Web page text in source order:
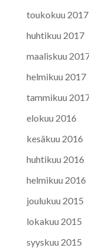
toukokuu 2017
huhtikuu 2017
maaliskuu
helmikuu 2017
tammikuu
elokuu 2016
kesäkuu 2016
huhtikuu 2016
helmikuu 2016
joulukuu 2015
lokakuu 2015
syyskuu 2015